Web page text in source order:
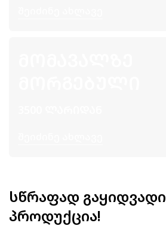
სწრაფად გაყიდვადი
პროდუქცია!